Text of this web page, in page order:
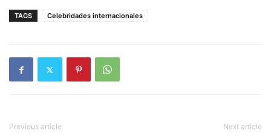
TAGS Celebridades internacionales
Previous article Next article